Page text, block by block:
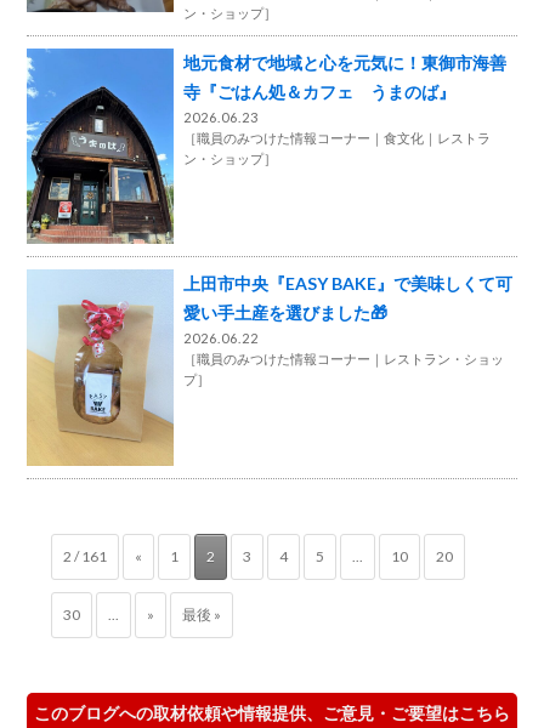
ン・ショップ］
地元食材で地域と心を元気に！東御市海善
寺『ごはん処＆カフェ うまのば』
2026.06.23
［職員のみつけた情報コーナー 食文化
レストラ
ン・ショップ］
上田市中央『EASY BAKE』で美味しくて可
愛い手土産を選びました🎁
2026.06.22
［職員のみつけた情報コーナー
レストラン・ショッ
プ］
2 / 161 « 1 2 3 4 5 10 20
30 » 最後 »
このブログへの取材依頼や情報提供、ご意見・ご要望はこちら